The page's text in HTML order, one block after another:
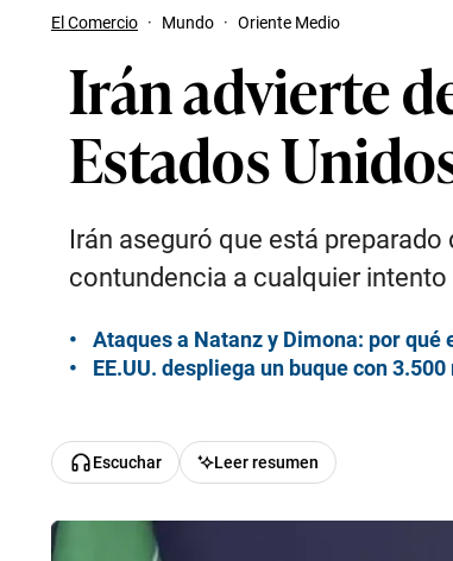
El Comercio · Mundo · Oriente Medio
Irán advierte
Estados
Irán aseguró que está
contundencia a cualquier
Ataques a Natanz y Dimona: por
EE.UU. despliega un buque con
Escuchar Leer resumen